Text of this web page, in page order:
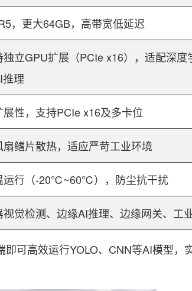
，更大64GB，高带宽低延迟
独立GPU扩展（PCIe x16），适配深度
理
展性，支持PCIe x16及多卡位
扇鳍片散热，适应严苛工业环境
运行（-20℃~60℃），防尘抗干扰
视觉检测、边缘AI推理、边缘网关、工
可高效运行YOLO、CNN等AI模型，